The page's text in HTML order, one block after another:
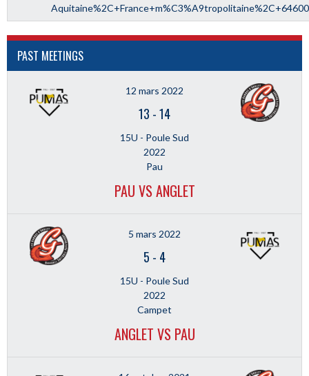
PAST MEETINGS
12 mars 2022
13 -14
15U - Poule Sud
2022
Pau
PAU VS ANGLET
5 mars 2022
5 - 4
15U - Poule Sud
2022
Campet
ANGLET VS PAU